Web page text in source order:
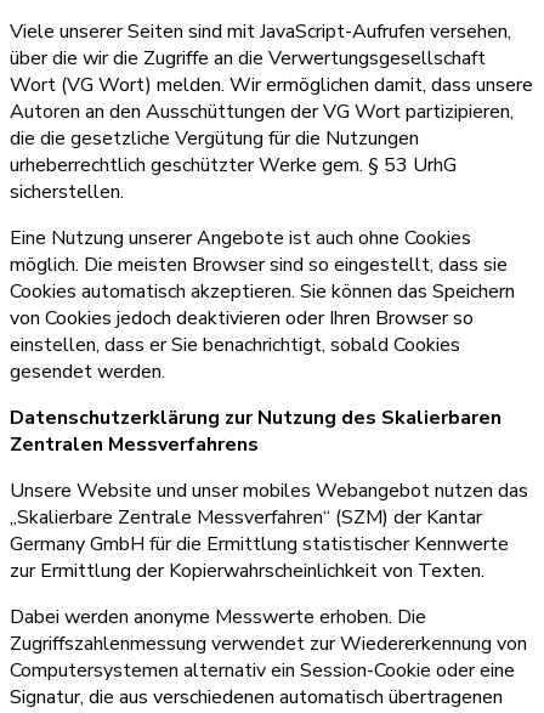
Viele unserer Seiten sind mit JavaScript-Aufrufen versehen,
über die wir die Zugriffe an die Verwertungsgesellschaft
Wort (VG Wort) melden. Wir ermöglichen damit, dass unsere
Autoren an den Ausschüttungen der VG Wort partizipieren,
die die gesetzliche Vergütung für die Nutzungen
urheberrechtlich geschützter Werke gem. § 53 UrhG
sicherstellen.
Eine Nutzung unserer Angebote ist auch ohne Cookies
möglich. Die meisten Browser sind so eingestellt, dass sie
Cookies automatisch akzeptieren. Sie können das Speichern
von Cookies jedoch deaktivieren oder Ihren Browser so
einstellen, dass er Sie benachrichtigt, sobald Cookies
gesendet werden.
Datenschutzerklärung zur Nutzung des Skalierbaren
Zentralen Messverfahrens
Unsere Website und unser mobiles Webangebot nutzen das
„Skalierbare Zentrale Messverfahren“ (SZM) der Kantar
Germany GmbH für die Ermittlung statistischer Kennwerte
zur Ermittlung der Kopierwahrscheinlichkeit von Texten.
Dabei werden anonyme Messwerte erhoben. Die
Zugriffszahlenmessung verwendet zur Wiedererkennung von
Computersystemen alternativ ein Session-Cookie oder eine
Signatur, die aus verschiedenen automatisch übertragenen